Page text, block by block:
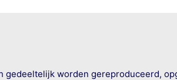
worden gereproduceerd,